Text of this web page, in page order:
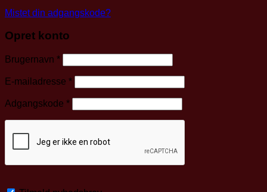
Mistet din adgangskode?
Opret konto
Brugernavn *Påkrævet
E-mailadresse *Påkrævet
Adgangskode *Påkrævet